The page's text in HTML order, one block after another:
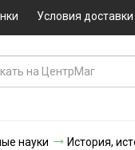
Условия доставки
науки История,